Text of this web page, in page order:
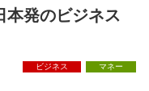
本発のビジネス
ビジネス マネー